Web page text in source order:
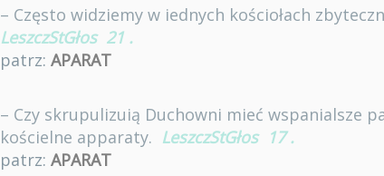
– Często widziemy w iednych kościołach
LeszczStGłos 21 .
patrz: APARAT
– Czy skrupulizuią Duchowni mieć wspanialsze
kościelne apparaty. LeszczStGłos 17 .
patrz: APARAT